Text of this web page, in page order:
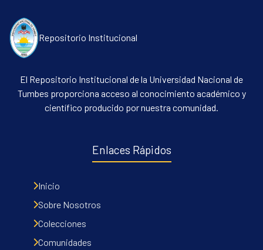
Repositorio Institucional
El Repositorio Institucional de la Universidad Nacional de
Tumbes proporciona acceso al conocimiento académico y
científico producido por nuestra comunidad.
Enlaces Rápidos
Inicio
Sobre Nosotros
Colecciones
Comunidades